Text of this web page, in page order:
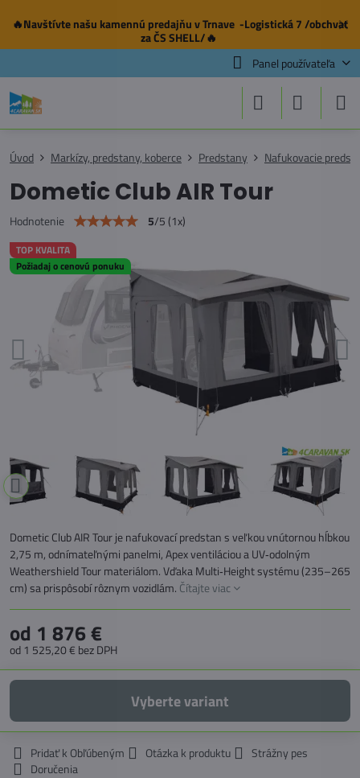
✕
🔥Navštívte našu kamennú predajňuv Trnave -Logistická 7 /obchvat
za ČS SHELL/🔥
Panel používateľa
TOP KVALITA
Požiadaj o cenovú ponuku
Úvod Markízy, predstany, koberce Predstany Nafukovacie
Dometic Club AIR Tour
Hodnotenie 5/5(1x)
Dometic Club AIR Tour je nafukovací predstan s veľkou vnútornou hĺbkou
2,75 m, odnímateľnými panelmi, Apex ventiláciou a UV‑odolným
Weathershield Tour materiálom. Vďaka Multi‑Height systému (235–265
cm) sa prispôsobí rôznym vozidlám. Čítajte viac
od 1 876 €
od 1 525,20 € bez DPH
Vyberte variant
Pridať k Obľúbeným Otázka k produktu
Strážny pes
Doručenia